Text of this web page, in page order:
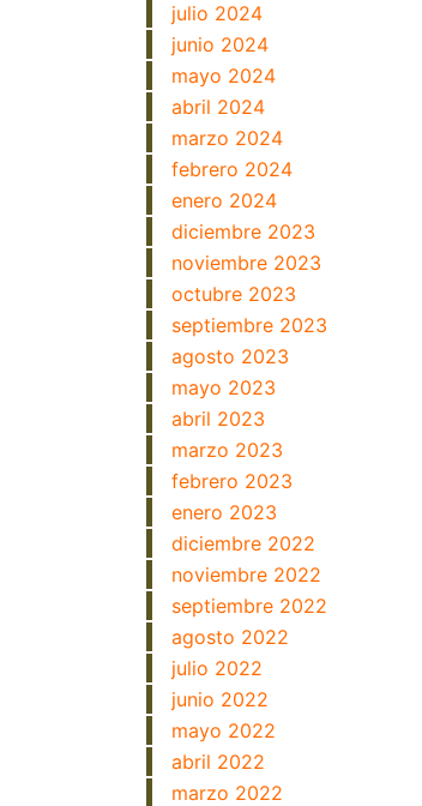
julio 2024
junio 2024
mayo 2024
abril 2024
marzo 2024
febrero 2024
enero 2024
diciembre 2023
noviembre 2023
octubre 2023
septiembre 2023
agosto 2023
mayo 2023
abril 2023
marzo 2023
febrero 2023
enero 2023
diciembre 2022
noviembre 2022
septiembre 2022
agosto 2022
julio 2022
junio 2022
mayo 2022
abril 2022
marzo 2022